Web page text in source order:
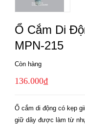
Ổ Cắm Di
MPN-215
Còn hàng
136.000₫
Ổ cắm di động có kẹp
giữ dây được làm từ